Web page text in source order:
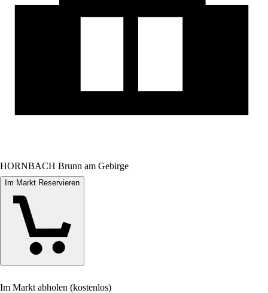
HORNBACH Brunn am Gebirge
Im Markt Reservieren
Im Markt abholen (kostenlos)